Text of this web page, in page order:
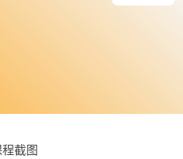
截图